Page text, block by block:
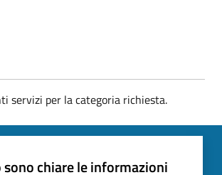
servizi per la categoria richiesta.
sono chiare le informazioni